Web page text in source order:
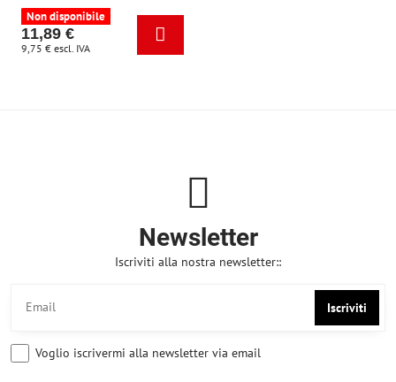
Non disponibile
11,89 €
9,75 € escl. IVA
Newsletter
Iscriviti alla nostra newsletter::
Iscriviti
Voglio iscrivermi alla newsletter via email